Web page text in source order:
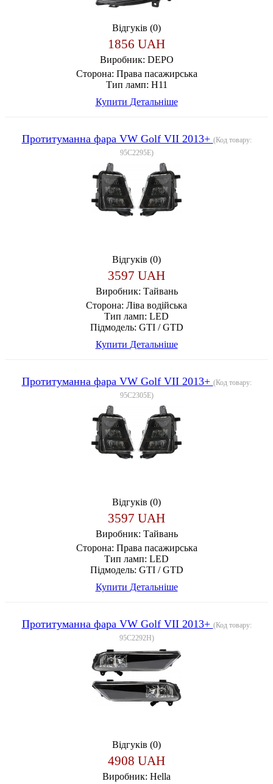
Відгуків (0)
1856 UAH
Виробник: DEPO
Сторона: Права пасажирська
Тип ламп: H11
Купити Детальніше
Протитуманна фара VW Golf VII 2013+ (Код товару:
95C2295E)
Відгуків (0)
3597 UAH
Виробник: Тайвань
Сторона: Ліва водійська
Тип ламп: LED
Підмодель: GTI / GTD
Купити Детальніше
Протитуманна фара VW Golf VII 2013+ (Код товару:
95C2305E)
Відгуків (0)
3597 UAH
Виробник: Тайвань
Сторона: Права пасажирська
Тип ламп: LED
Підмодель: GTI / GTD
Купити Детальніше
Протитуманна фара VW Golf VII 2013+ (Код товару:
95C2292H)
Відгуків (0)
4908 UAH
Виробник: Hella